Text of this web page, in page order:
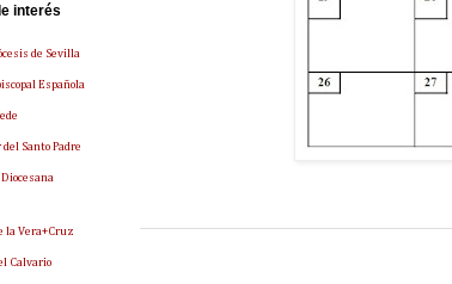
interés
de Sevilla
Española
Santo Padre
la Vera+Cruz
Calvario